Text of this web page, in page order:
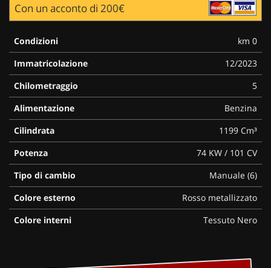
Con un acconto di 200€
Condizioni
km 0
Immatricolazione
12/2023
Chilometraggio
5
Alimentazione
Benzina
Cilindrata
1199 Cm³
Potenza
74 KW / 101 CV
Tipo di cambio
Manuale (6)
Colore esterno
Rosso metallizzato
Colore interni
Tessuto Nero